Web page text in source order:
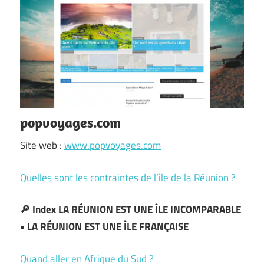
popvoyages.com
Site web :www.popvoyages.com
Quelles sont les contraintes de l’île de la Réunion ?
🔎 Index LA RÉUNION EST UNE ÎLE INCOMPARABLE
• LA RÉUNION EST UNE ÎLE FRANÇAISE
Quand aller en Afrique du Sud ?